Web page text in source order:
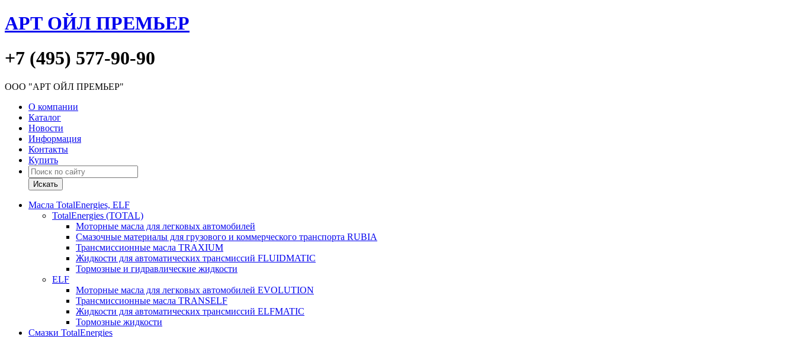
АРТ ОЙЛ ПРЕМЬЕР
+7 (495) 577-90-90
ООО "АРТ ОЙЛ ПРЕМЬЕР"
О компании
Каталог
Новости
Информация
Контакты
Купить
Масла TotalEnergies, ELF
TotalEnergies (TOTAL)
Моторные масла для легковых автомобилей
Смазочные материалы для грузового и коммерческого транспорта RUBIA
Трансмиссионные масла TRAXIUM
Жидкости для автоматических трансмиссий FLUIDMATIC
Тормозные и гидравлические жидкости
ELF
Моторные масла для легковых автомобилей EVOLUTION
Трансмиссионные масла TRANSELF
Жидкости для автоматических трансмиссий ELFMATIC
Тормозные жидкости
Смазки TotalEnergies